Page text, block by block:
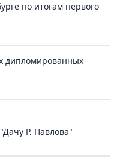
по итогам первого
дипломированных
Р. Павлова"